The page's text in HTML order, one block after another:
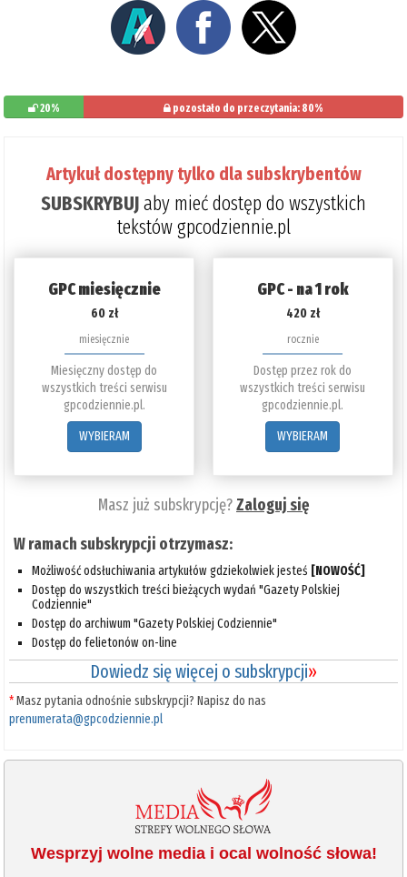
20% pozostało do przeczytania: 80%
Artykuł dostępny tylko dla subskrybentów
SUBSKRYBUJaby mieć dostęp do wszystkich
tekstów gpcodziennie.pl
GPC miesięcznie
60 zł
miesięcznie
Miesięczny dostęp do
wszystkich treści serwisu
gpcodziennie.pl.
WYBIERAM
GPC - na 1 rok
420 zł
rocznie
Dostęp przez rok do
wszystkich treści serwisu
gpcodziennie.pl.
WYBIERAM
Masz już subskrypcję?Zaloguj się
W ramach subskrypcji otrzymasz:
Możliwość odsłuchiwania artykułów gdziekolwiek jesteś [NOWOŚĆ]
Dostęp do wszystkich treści bieżących wydań "Gazety Polskiej
Codziennie"
Dostęp do archiwum "Gazety Polskiej Codziennie"
Dostęp do felietonów on-line
Dowiedz się więcej o subskrypcji»
*Masz pytania odnośnie subskrypcji? Napisz do nas
prenumerata@gpcodziennie.pl
Wesprzyj wolne media i ocal wolność słowa!